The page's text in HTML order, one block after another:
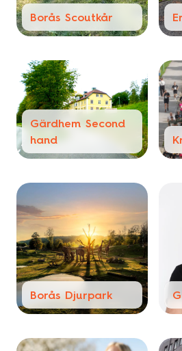
Borås Scoutkår
Gärdhem Second
hand
Borås Djurpark